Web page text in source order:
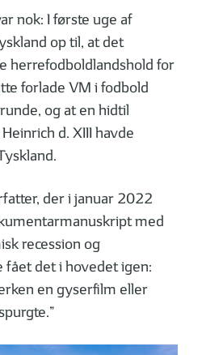
nok: I første uge af
op til, at det
herrefodboldlandshold for
forlade VM i fodbold
og at en hidtil
d. XIII havde
der i januar 2022
med
recession og
fået det i hovedet igen:
en gyserfilm eller